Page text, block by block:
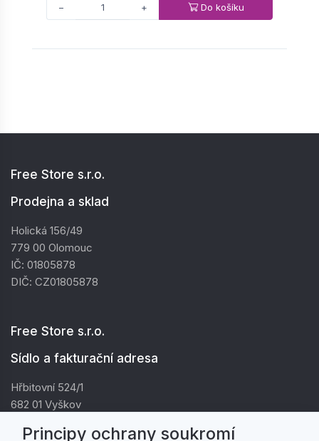
− + Do košíku
Free Store s.r.o.
Prodejna a sklad
Holická 156/49
779 00 Olomouc
IČ: 01805878
DIČ: CZ01805878
Free Store s.r.o.
Sídlo a fakturační adresa
Hřbitovní 524/1
682 01 Vyškov
Principy ochrany soukromí